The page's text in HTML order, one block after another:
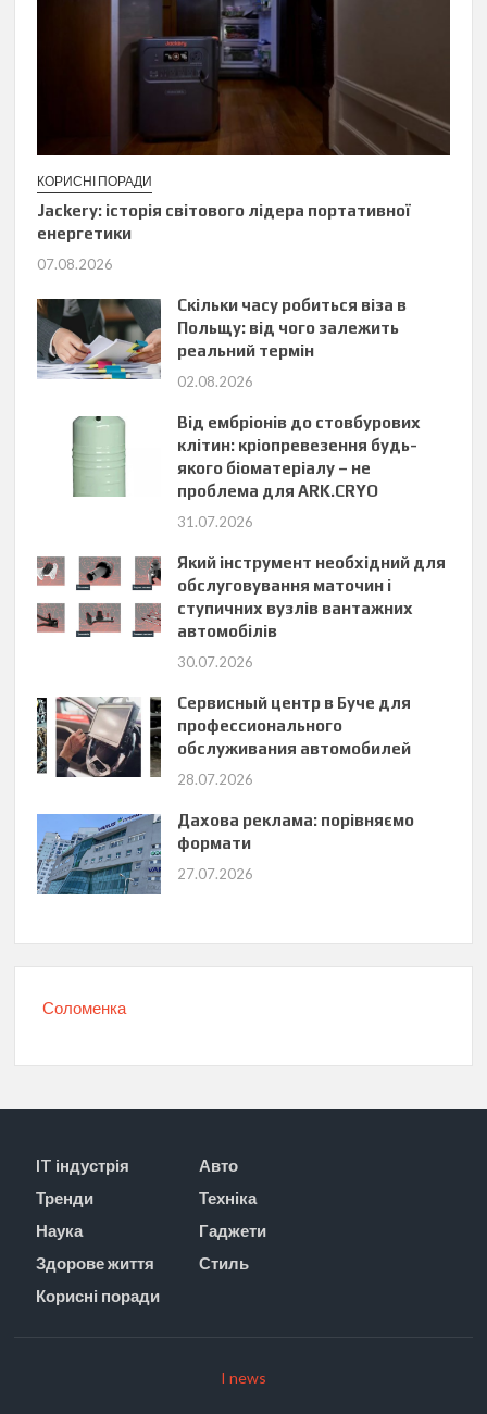
КОРИСНІ ПОРАДИ
Jackery: історія світового лідера портативної
енергетики
07.08.2026
Скільки часу робиться віза в
Польщу: від чого залежить
реальний термін
02.08.2026
Від ембріонів до стовбурових
клітин: кріопревезення будь-
якого біоматеріалу – не
проблема для ARK.CRYO
31.07.2026
Який інструмент необхідний для
обслуговування маточин і
ступичних вузлів вантажних
автомобілів
30.07.2026
Сервисный центр в Буче для
профессионального
обслуживания автомобилей
28.07.2026
Дахова реклама: порівняємо
формати
27.07.2026
Соломенка
IT індустрія
Авто
Тренди
Техніка
Наука
Гаджети
Здорове життя
Стиль
Корисні поради
I news